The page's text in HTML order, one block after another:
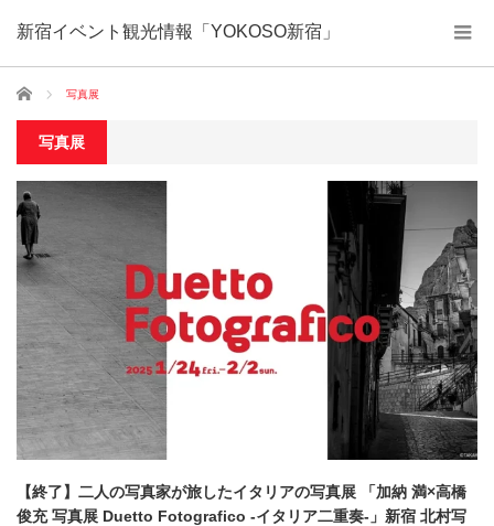
新宿イベント観光情報「YOKOSO新宿」
ホーム 写真展
写真展
【終了】二人の写真家が旅したイタリアの写真展 「加納 満×高橋
俊充 写真展 Duetto Fotografico -イタリア二重奏-」新宿 北村写